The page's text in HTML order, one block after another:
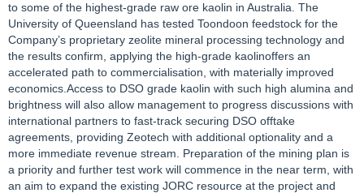
to some of the highest-grade raw ore kaolin in Australia. The
University of Queensland has tested Toondoon feedstock for the
Company’s proprietary zeolite mineral processing technology and
the results confirm, applying the high-grade kaolinoffers an
accelerated path to commercialisation, with materially improved
economics.Access to DSO grade kaolin with such high alumina and
brightness will also allow management to progress discussions with
international partners to fast-track securing DSO offtake
agreements, providing Zeotech with additional optionality and a
more immediate revenue stream. Preparation of the mining plan is
a priority and further test work will commence in the near term, with
an aim to expand the existing JORC resource at the project and